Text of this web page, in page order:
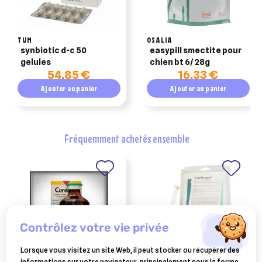
TVM
synbiotic d-c 50
gelules
54,85 €
Ajouter au panier
OSALIA
easypill smectite pour
chien bt 6/ 28g
16,33 €
Ajouter au panier
fréquemment achetés ensemble
contrôlez votre vie privée
Lorsque vous visitez un site Web, il peut stocker ou récupérer des